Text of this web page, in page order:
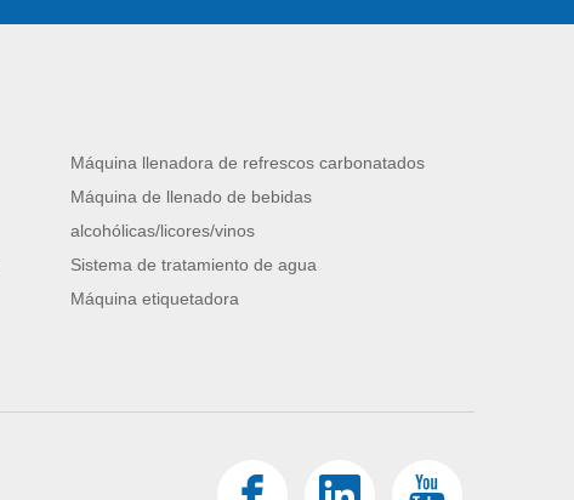
Máquina llenadora de refrescos carbonatados
Máquina de llenado de bebidas
alcohólicas/licores/vinos
Sistema de tratamiento de agua
Máquina etiquetadora